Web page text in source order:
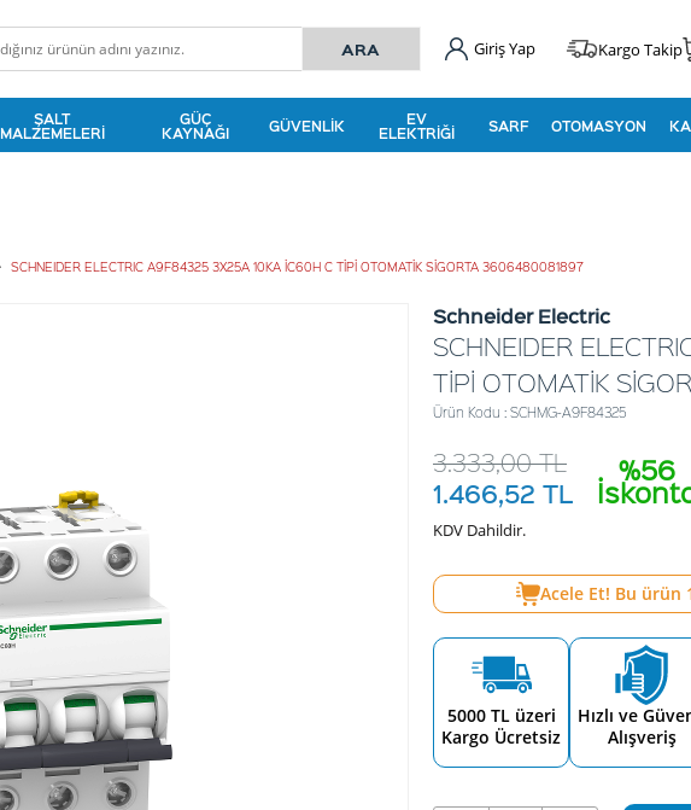
Giriş Yap Kargo Takip
ŞALT
MALZEMELERI
GÜÇ
KAYNAĞI GÜVENLIK EV
ELEKTRIĞI SARF OTOMASYON
SCHNEIDER ELECTRIC A9F84325 3X25A 10KA İC60H C TİPİ OTOMATİK SİGORTA 3606480081897
Schneider Electric
SCHNEIDER
TİPİ OTOMATİK
Ürün Kodu : SCHMG-A9F84325
%56
3.333,00TL
1.466,52 TL
KDV Dahildir.
Acele Et! Bu ürün
5000 TL üzeri
Kargo Ücretsiz
Hızlı ve
Alışveriş